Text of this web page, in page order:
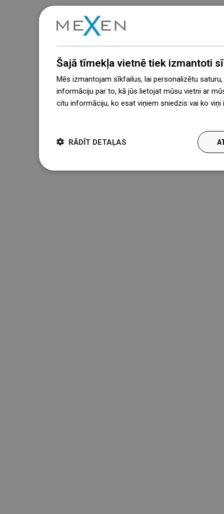
Šajā tīmekļa vietnē tiek izmantoti
Mēs izmantojam sīkfailus, lai personalizētu
informāciju par to, kā jūs lietojat mūsu vietni ar
citu informāciju, ko esat viņiem sniedzis vai ko
RĀDĪT DETAĻAS